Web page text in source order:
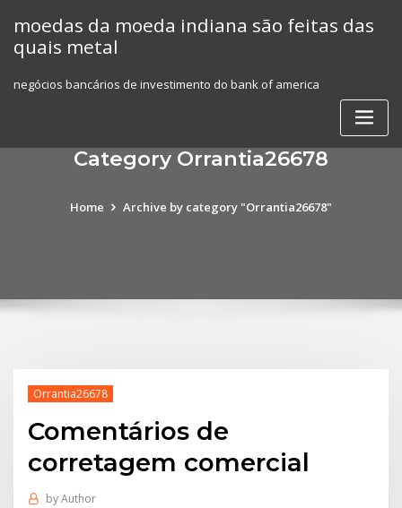
content
moedas da moeda indiana são feitas das
quais metal
negócios bancários de investimento do bank of america
Category Orrantia26678
Home Archive by category "Orrantia26678"
Orrantia26678
Comentários de
corretagem comercial
byAuthor